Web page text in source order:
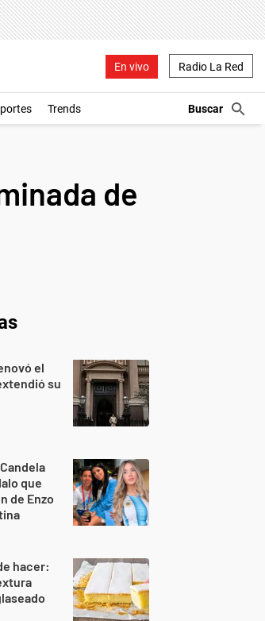
En vivo Radio La Red
Trends
de
el
su
que
de Enzo
hacer: